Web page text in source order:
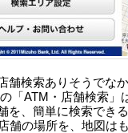
舗検索ありそうでな
「ATM・店舗検索」
を、簡単に検索でき
舗の場所を、地図は